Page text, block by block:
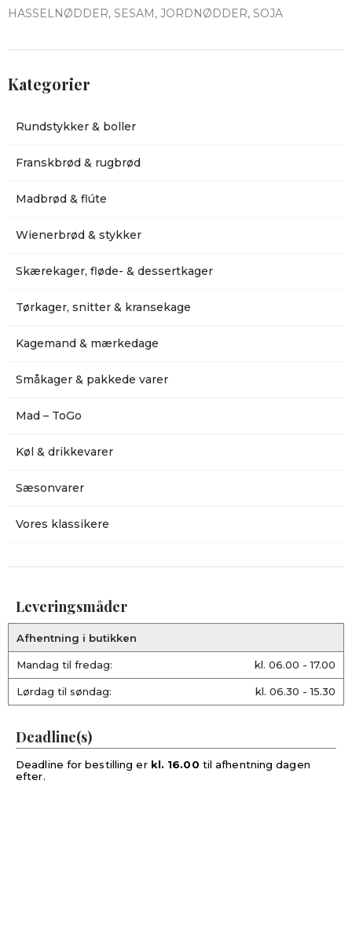
HASSELNØDDER, SESAM, JORDNØDDER, SOJA
Kategorier
Rundstykker & boller
Franskbrød & rugbrød
Madbrød & flúte
Wienerbrød & stykker
Skærekager, fløde- & dessertkager
Tørkager, snitter & kransekage
Kagemand & mærkedage
Småkager & pakkede varer
Mad – ToGo
Køl & drikkevarer
Sæsonvarer
Vores klassikere
Leveringsmåder
Afhentning i butikken
Mandag til fredag: kl. 06.00 - 17.00
Lørdag til søndag: kl. 06.30 - 15.30
Deadline(s)
Deadline for bestilling er kl. 16.00 til afhentning dagen
efter.